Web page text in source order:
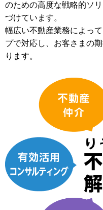
のための高度な戦略的ソ
づけています。
幅広い不動産業務によっ
プで対応し、お客さまの
ります。